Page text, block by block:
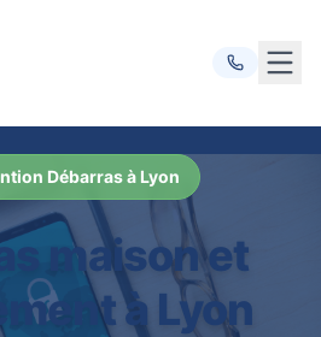
Débarras à Lyon
maison et
à Lyon